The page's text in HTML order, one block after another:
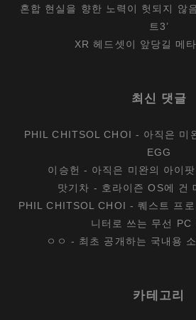
혼합 현실을 향한 노력이 헛되지 않
트3’
XR 헤드셋이 앞당길 메
최신 댓글
PHIL CHITSOL CHOI - 아직은 미
EGG
이승헌 - 아직은 미완의 아이
맛기차 - 호라이즌 OS에 건
PHIL CHITSOL CHOI -퀘스트 프
니터로 쓰는 무선 PC
ㅇㅇ - 최초 공개하는 국내용
카테고리